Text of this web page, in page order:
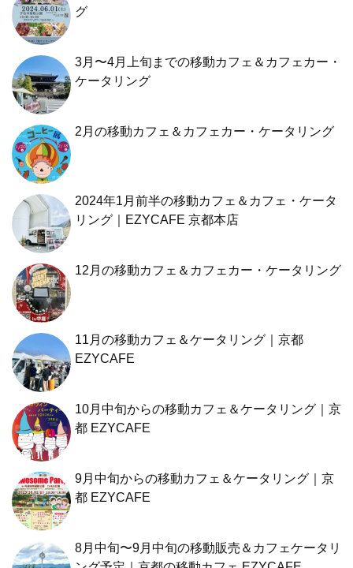
グ
3月〜4月上旬までの移動カフェ＆カフェカー・
ケータリング
2月の移動カフェ＆カフェカー・ケータリング
2024年1月前半の移動カフェ＆カフェ・ケータ
リング｜EZYCAFE 京都本店
12月の移動カフェ＆カフェカー・ケータリング
11月の移動カフェ＆ケータリング｜京都
EZYCAFE
10月中旬からの移動カフェ＆ケータリング｜京
都 EZYCAFE
9月中旬からの移動カフェ＆ケータリング｜京
都 EZYCAFE
8月中旬〜9月中旬の移動販売＆カフェケータリ